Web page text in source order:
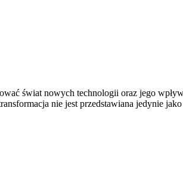
świat nowych technologii oraz jego
nie jest przedstawiana jedynie